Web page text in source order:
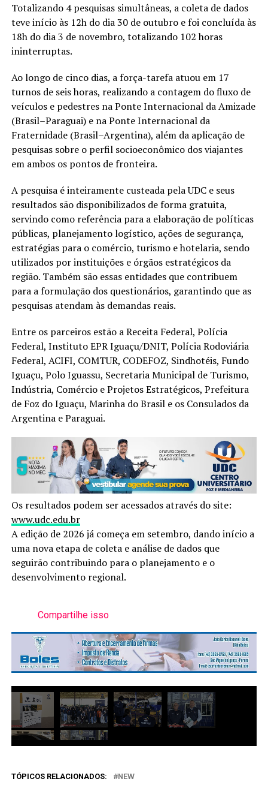
Totalizando 4 pesquisas simultâneas, a coleta de dados
teve início às 12h do dia 30 de outubro e foi concluída às
18h do dia 3 de novembro, totalizando 102 horas
ininterruptas.
Ao longo de cinco dias, a força-tarefa atuou em 17
turnos de seis horas, realizando a contagem do fluxo de
veículos e pedestres na Ponte Internacional da Amizade
(Brasil–Paraguai) e na Ponte Internacional da
Fraternidade (Brasil–Argentina), além da aplicação de
pesquisas sobre o perfil socioeconômico dos viajantes
em ambos os pontos de fronteira.
A pesquisa é inteiramente custeada pela UDC e seus
resultados são disponibilizados de forma gratuita,
servindo como referência para a elaboração de políticas
públicas, planejamento logístico, ações de segurança,
estratégias para o comércio, turismo e hotelaria, sendo
utilizados por instituições e órgãos estratégicos da
região. Também são essas entidades que contribuem
para a formulação dos questionários, garantindo que as
pesquisas atendam às demandas reais.
Entre os parceiros estão a Receita Federal, Polícia
Federal, Instituto EPR Iguaçu/DNIT, Polícia Rodoviária
Federal, ACIFI, COMTUR, CODEFOZ, Sindhotéis, Fundo
Iguaçu, Polo Iguassu, Secretaria Municipal de Turismo,
Indústria, Comércio e Projetos Estratégicos, Prefeitura
de Foz do Iguaçu, Marinha do Brasil e os Consulados da
Argentina e Paraguai.
Os resultados podem ser acessados através do site:
www.udc.edu.br
A edição de 2026 já começa em setembro, dando início a
uma nova etapa de coleta e análise de dados que
seguirão contribuindo para o planejamento e o
desenvolvimento regional.
Compartilhe isso
TÓPICOS RELACIONADOS: NEW